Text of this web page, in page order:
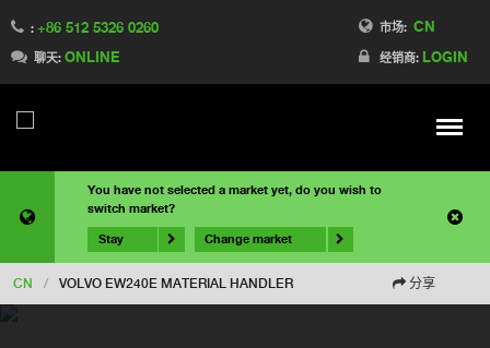
市场: CN
经销商: LOGIN
: +86 512 5326 0260
聊天: ONLINE
Meny
You have not selected a market yet, do you wish to
switch market?
Stay Change market
CN / VOLVO EW240E MATERIAL HANDLER 分享